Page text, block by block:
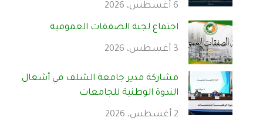
6 أغسطس، 2026
اجتماع لجنة الصفقات العمومية
3 أغسطس، 2026
مشاركة مدير جامعة الشلف في أشغال
الندوة الوطنية للجامعات
2 أغسطس، 2026